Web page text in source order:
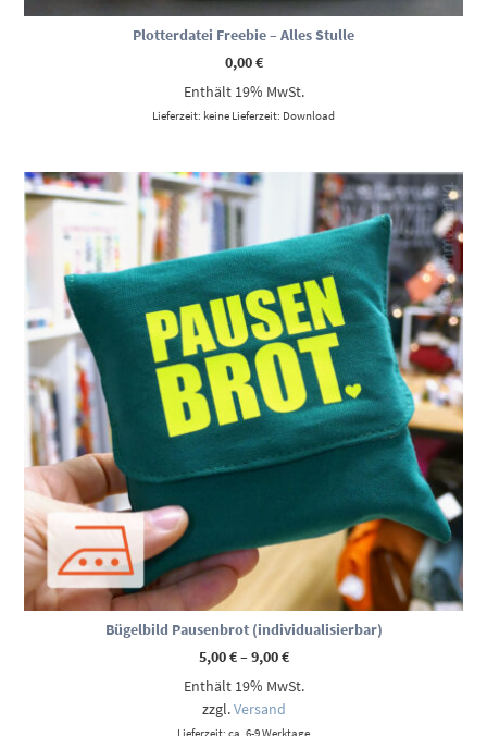
Plotterdatei Freebie – Alles Stulle
0,00€
Enthält 19% MwSt.
Lieferzeit: keine Lieferzeit: Download
Bügelbild Pausenbrot (individualisierbar)
5,00€–9,00€Preisspanne:
bis
Enthält 19% MwSt.
zzgl.Versand